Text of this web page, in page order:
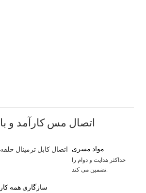
اتصال مس کارآمد و
مواد مسری
حداکثر هدایت و دوام را
تضمین می کند.
سازگاری همه